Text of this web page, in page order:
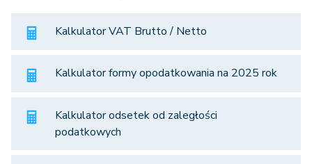
Kalkulator VAT Brutto / Netto
Kalkulator formy opodatkowania na 2025 rok
Kalkulator odsetek od zaległości
podatkowych